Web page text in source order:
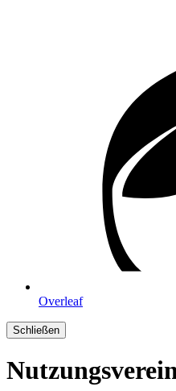
Overleaf
Schließen